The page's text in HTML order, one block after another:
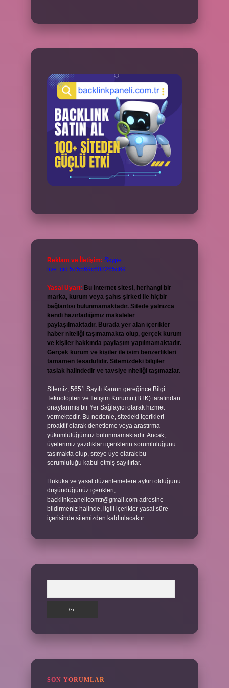
Reklam ve İletişim: Skype:
live:.cid.575569c608265c69
Yasal Uyarı: Bu internet sitesi, herhangi bir
marka, kurum veya şahıs şirketi ile hiçbir
bağlantısı bulunmamaktadır. Sitede yalnızca
kendi hazırladığımız makaleler
paylaşılmaktadır. Burada yer alan içerikler
haber niteliği taşımamakta olup, gerçek kurum
ve kişiler hakkında paylaşım yapılmamaktadır.
Gerçek kurum ve kişiler ile isim benzerlikleri
tamamen tesadüfidir. Sitemizdeki bilgiler
taslak halindedir ve tavsiye niteliği taşımazlar.
Sitemiz, 5651 Sayılı Kanun gereğince Bilgi
Teknolojileri ve İletişim Kurumu (BTK) tarafından
onaylanmış bir Yer Sağlayıcı olarak hizmet
vermektedir. Bu nedenle, sitedeki içerikleri
proaktif olarak denetleme veya araştırma
yükümlülüğümüz bulunmamaktadır. Ancak,
üyelerimiz yazdıkları içeriklerin sorumluluğunu
taşımakta olup, siteye üye olarak bu
sorumluluğu kabul etmiş sayılırlar.
Hukuka ve yasal düzenlemelere aykırı olduğunu
düşündüğünüz içerikleri,
backlinkpanelicomtr@gmail.com adresine
bildirmeniz halinde, ilgili içerikler yasal süre
içerisinde sitemizden kaldırılacaktır.
SON YORUMLAR